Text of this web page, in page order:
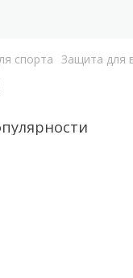
спорта Защита для